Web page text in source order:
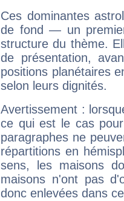
Ces dominantes
de fond — un
structure du thème.
de présentation,
positions planétaires
selon leurs dignités.
Avertissement :
ce qui est le cas
paragraphes ne
répartitions en
sens, les maisons
maisons n'ont pas
donc enlevées dans